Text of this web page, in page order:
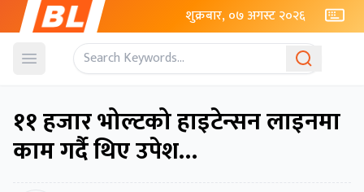
शुक्रबार, ०७ अगस्ट २०२६
Open menu
११ हजार भोल्टको हाइटेन्सन लाइनमा
काम गर्दै थिए उपेश…